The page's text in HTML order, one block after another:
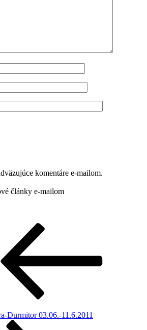
komentáre e-mailom.
články e-mailom
Durmitor 03.06.-11.6.2011